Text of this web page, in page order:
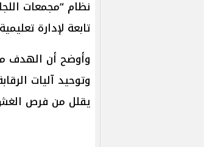
تابعة لإدارة
وأوضح أن الهدف
وتوحيد آليات
يقلل من فرص الغش